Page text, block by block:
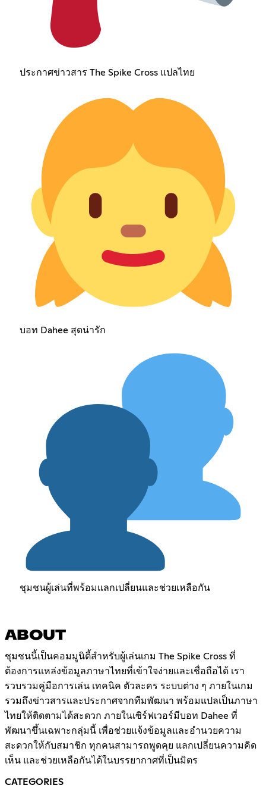
ประกาศข่าวสาร The Spike Cross แปลไทย
บอท Dahee สุดน่ารัก
ชุมชนผู้เล่นที่พร้อมแลกเปลี่ยนและช่วยเหลือกัน
ABOUT
ชุมชนนี้เป็นคอมมูนิตี้สำหรับผู้เล่นเกม The Spike Cross ที่
ต้องการแหล่งข้อมูลภาษาไทยที่เข้าใจง่ายและเชื่อถือได้ เรา
รวบรวมคู่มือการเล่น เทคนิค ตัวละคร ระบบต่าง ๆ ภายในเกม
รวมถึงข่าวสารและประกาศจากทีมพัฒนา พร้อมแปลเป็นภาษา
ไทยให้ติดตามได้สะดวก ภายในเซิร์ฟเวอร์มีบอท Dahee ที่
พัฒนาขึ้นเฉพาะกลุ่มนี้ เพื่อช่วยแจ้งข้อมูลและอำนวยความ
สะดวกให้กับสมาชิก ทุกคนสามารถพูดคุย แลกเปลี่ยนความคิด
เห็น และช่วยเหลือกันได้ในบรรยากาศที่เป็นมิตร
CATEGORIES